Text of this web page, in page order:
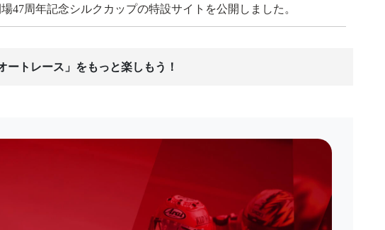
47周年記念シルクカップの特設サイトを公開しました。
ートレース」をもっと楽しもう！